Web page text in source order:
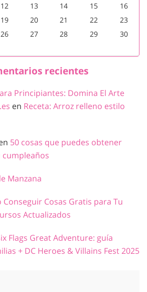
12 13 14 15
16
19 20 21 22
23
26 27 28 29
30
recientes
Principiantes: Domina El Arte
en Receta: Arroz relleno estilo
50 cosas que puedes obtener
cumpleaños
Manzana
Conseguir Cosas Gratis para Tu
Actualizados
Flags Great Adventure: guía
+ DC Heroes & Villains Fest 2025